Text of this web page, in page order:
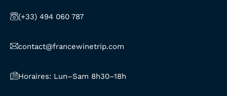
(+33) 494 060 787
contact@francewinetrip.com
Horaires: Lun–Sam 8h30–18h